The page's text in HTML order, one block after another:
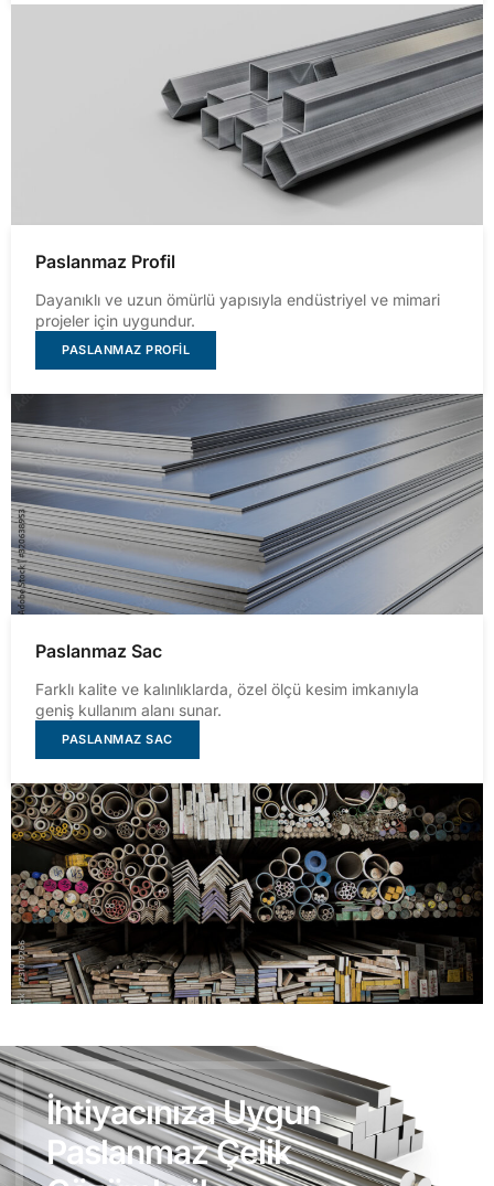
Paslanmaz Profil
Dayanıklı ve uzun ömürlü yapısıyla endüstriyel ve mimari
projeler için uygundur.
PASLANMAZ PROFIL
Paslanmaz Sac
Farklı kalite ve kalınlıklarda, özel ölçü kesim imkanıyla
geniş kullanım alanı sunar.
PASLANMAZ SAC
İhtiyacınıza Uygun
Paslanmaz Çelik